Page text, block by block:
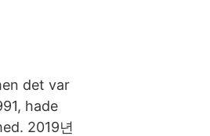
det var
hade
2019년